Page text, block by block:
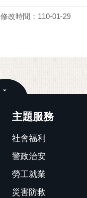
修改時間：110-01-29
主題服務
社會福利
警政治安
勞工就業
災害防救